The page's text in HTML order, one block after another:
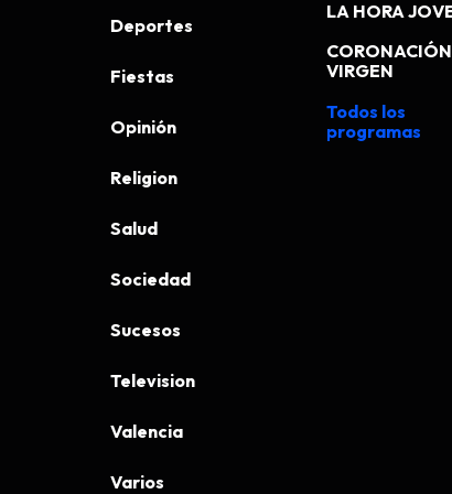
Deportes
Fiestas
Opinión
Religion
Salud
Sociedad
Sucesos
Television
Valencia
Varios
LA HORA
VIRGEN
Todos los
programas